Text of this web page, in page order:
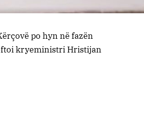
po hyn në fazën
kryeministri Hristijan